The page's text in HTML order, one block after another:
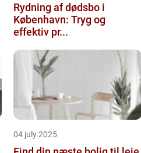
Rydning af dødsbo i
København: Tryg og
effektiv pr...
04 july 2025